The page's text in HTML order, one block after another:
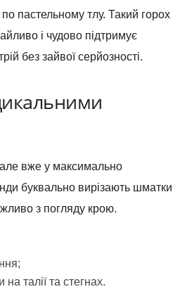
пастельному тлу. Такий горох
і чудово підтримує
без зайвої серйозності.
вже у максимально
буквально вирізають шматки
з погляду крою.
на талії та стегнах.